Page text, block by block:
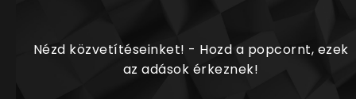
Nézd közvetítéseinket! - Hozd a popcornt, ezek
az adások érkeznek!